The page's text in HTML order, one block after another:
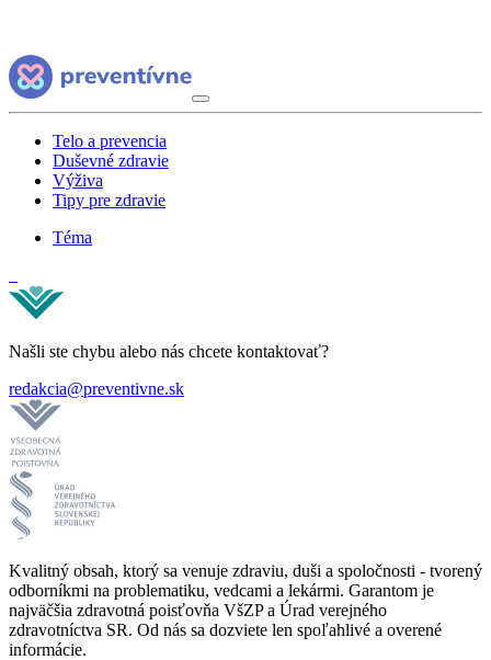
Telo a prevencia
Duševné zdravie
Výživa
Tipy pre zdravie
Téma
Našli ste chybu alebo nás chcete kontaktovať?
redakcia@preventivne.sk
Kvalitný obsah, ktorý sa venuje zdraviu, duši a spoločnosti - tvorený
odborníkmi na problematiku, vedcami a lekármi. Garantom je
najväčšia zdravotná poisťovňa VšZP a Úrad verejného
zdravotníctva SR. Od nás sa dozviete len spoľahlivé a overené
informácie.